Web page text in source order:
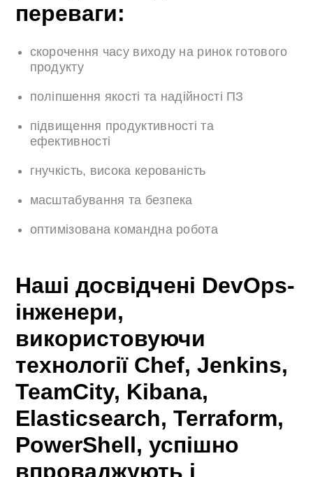
переваги:
скорочення часу виходу на ринок готового
продукту
поліпшення якості та надійності ПЗ
підвищення продуктивності та
ефективності
гнучкість, висока керованість
масштабування та безпека
оптимізована командна робота
Наші досвідчені DevOps-
інженери,
використовуючи
технології Chef, Jenkins,
TeamCity, Kibana,
Elasticsearch, Terraform,
PowerShell, успішно
впроваджують і